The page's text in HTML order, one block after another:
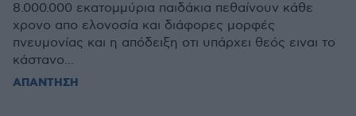
8.000.000 εκατομμύρια παιδάκια πεθαίνουν κάθε
χρονο απο ελονοσία και διάφορες μορφές
πνευμονίας και η απόδειξη οτι υπάρχει θεός ειναι το
κάστανο...
ΑΠΑΝΤΗΣΗ